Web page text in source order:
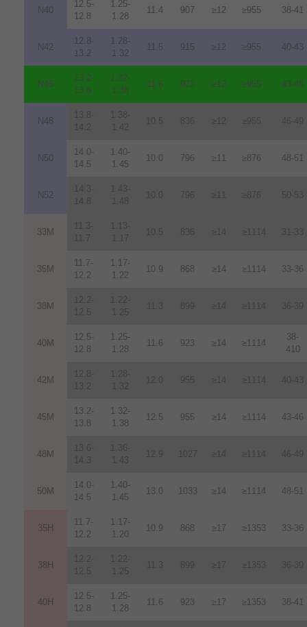
N40
12.5-
12.8
1.25-
1.28
11.4 907 ≥12 ≥955 38-41
N42
12.8-
13.2
1.28-
1.32
11.5 915 ≥12 ≥955 40-43
N45
13.2-
13.8
1.32-
1.38
11.6 923 ≥12 ≥955 43-46
N48
13.8-
14.2
1.38-
1.42
10.5 836 ≥12 ≥955 46-49
N50
14.0-
14.5
1.40-
1.45
10.0 796 ≥11 ≥876 48-51
N52
14.3-
14.8
1.43-
1.48
10.0 796 ≥11 ≥876 50-53
33M
11.3-
11.7
1.13-
1.17
10.5 836 ≥14 ≥1114 31-33
35M
11.7-
12.2
1.17-
1.22
10.9 868 ≥14 ≥1114 33-36
38M
12.2-
12.5
1.22-
1.25
11.3 899 ≥14 ≥1114 36-39
40M
12.5-
12.8
1.25-
1.28
11.6 923 ≥14 ≥1114
38-
410
42M
12.8-
13.2
1.28-
1.32
12.0 955 ≥14 ≥1114 40-43
45M
13.2-
13.8
1.32-
1.38
12.5 955 ≥14 ≥1114 43-46
48M
13.6-
14.3
1.36-
1.43
12.9 1027 ≥14 ≥1114 46-49
50M
14.0-
14.5
1.40-
1.45
13.0 1033 ≥14 ≥1114 48-51
35H
11.7-
12.2
1.17-
1.20
10.9 868 ≥17 ≥1353 33-36
38H
12.2-
12.5
1.22-
1.25
11.3 899 ≥17 ≥1353 36-39
40H
12.5-
12.8
1.25-
1.28
11.6 923 ≥17 ≥1353 38-41